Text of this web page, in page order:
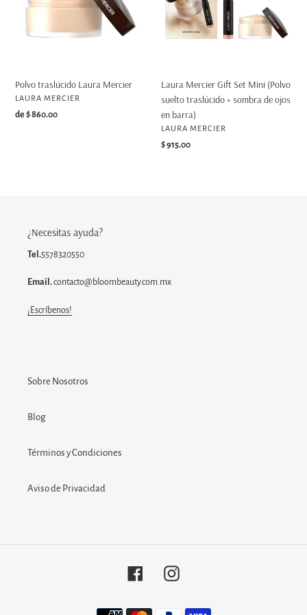
ó
n
Polvo traslúcido Laura Mercier
PROVEEDOR
LAURA MERCIER
Precio
de $ 860.00
Mini
(Polvo
suelto
ojos
en
barra)
Laura Mercier Gift Set Mini (Polvo
suelto traslúcido + sombra de ojos
en barra)
PROVEEDOR
LAURA MERCIER
Precio
$ 915.00
¿Necesitas ayuda?
Tel.5578320550
Email.contacto@bloombeauty.com.mx
¡Escríbenos!
Sobre Nosotros
Blog
Términos y Condiciones
Aviso de Privacidad
FacebookInstagram
Métodos